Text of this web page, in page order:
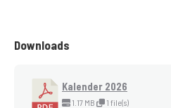
Downloads
Kalender 2026
1.17 MB 1 file(s)